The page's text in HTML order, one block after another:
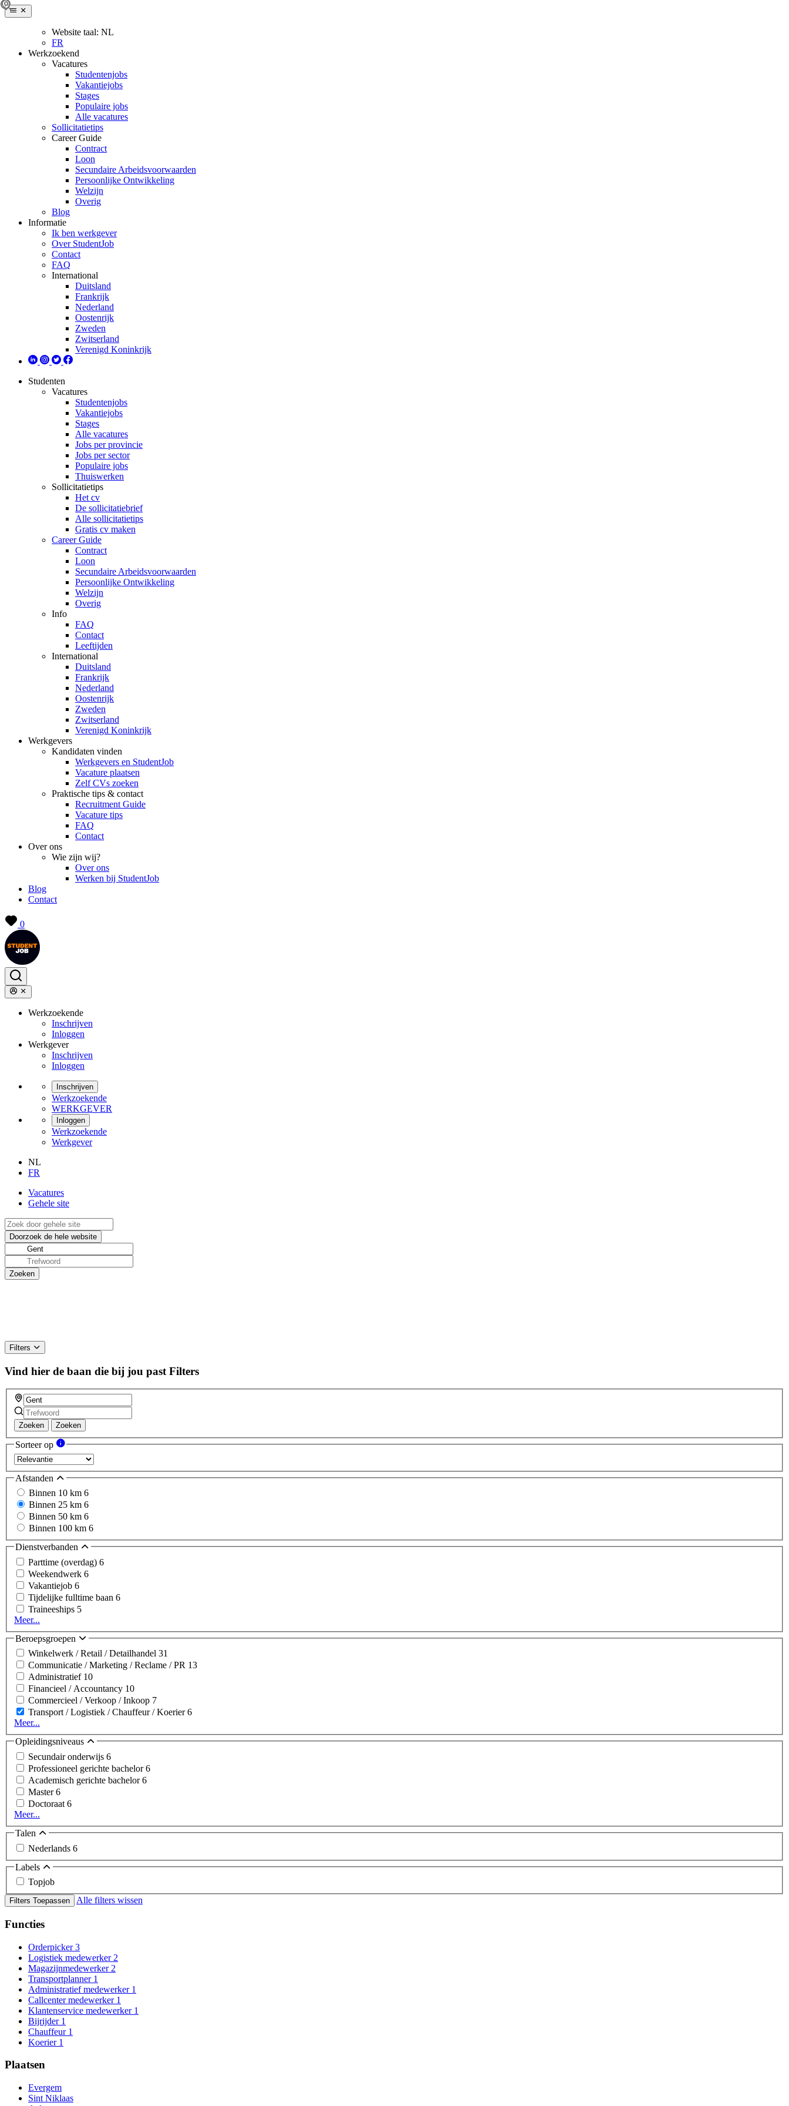
Website taal: NL
FR
Werkzoekend
Vacatures
Studentenjobs
Vakantiejobs
Stages
Populaire jobs
Alle vacatures
Sollicitatietips
Career Guide
Contract
Loon
Secundaire Arbeidsvoorwaarden
Persoonlijke Ontwikkeling
Welzijn
Overig
Blog
Informatie
Ik ben werkgever
Over StudentJob
Contact
FAQ
International
Duitsland
Frankrijk
Nederland
Oostenrijk
Zweden
Zwitserland
Verenigd Koninkrijk
Studenten
Vacatures
Studentenjobs
Vakantiejobs
Stages
Alle vacatures
Jobs per provincie
Jobs per sector
Populaire jobs
Thuiswerken
Sollicitatietips
Het cv
De sollicitatiebrief
Alle sollicitatietips
Gratis cv maken
Career Guide
Contract
Loon
Secundaire Arbeidsvoorwaarden
Persoonlijke Ontwikkeling
Welzijn
Overig
Info
FAQ
Contact
Leeftijden
International
Duitsland
Frankrijk
Nederland
Oostenrijk
Zweden
Zwitserland
Verenigd Koninkrijk
Werkgevers
Kandidaten vinden
Werkgevers en StudentJob
Vacature plaatsen
Zelf CVs zoeken
Praktische tips & contact
Recruitment Guide
Vacature tips
FAQ
Contact
Over ons
Wie zijn wij?
Over ons
Werken bij StudentJob
Blog
Contact
0
Werkzoekende
Inschrijven
Inloggen
Werkgever
Inschrijven
Inloggen
Inschrijven
Werkzoekende
WERKGEVER
Inloggen
Werkzoekende
Werkgever
NL
FR
Vacatures
Gehele site
Filters
Vind hier de baan die bij jou past Filters
Zoeken Zoeken
Sorteer op
Afstanden
Binnen 10 km 6
Binnen 25 km 6
Binnen 50 km 6
Binnen 100 km 6
Dienstverbanden
Parttime (overdag) 6
Weekendwerk 6
Vakantiejob 6
Tijdelijke fulltime baan 6
Traineeships 5
Meer...
Beroepsgroepen
Winkelwerk / Retail / Detailhandel 31
Communicatie / Marketing / Reclame / PR 13
Administratief 10
Financieel / Accountancy 10
Commercieel / Verkoop / Inkoop 7
Transport / Logistiek / Chauffeur / Koerier6
Meer...
Opleidingsniveaus
Secundair onderwijs 6
Professioneel gerichte bachelor6
Academisch gerichte bachelor6
Master6
Doctoraat 6
Meer...
Talen
Nederlands 6
Labels
Topjob
Filters Toepassen Alle filters wissen
Functies
Orderpicker 3
Logistiek medewerker 2
Magazijnmedewerker 2
Transportplanner 1
Administratief medewerker 1
Callcenter medewerker 1
Klantenservice medewerker 1
Bijrijder 1
Chauffeur 1
Koerier 1
Plaatsen
Evergem
Sint Niklaas